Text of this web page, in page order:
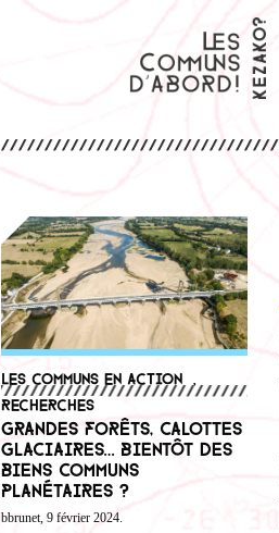
Les communs en action
Recherches
Grandes forêts, calottes
glaciaires… Bientôt des
biens communs
planétaires ?
bbrunet, 9 février 2024.